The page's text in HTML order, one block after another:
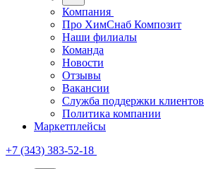
Компания
Про ХимСнаб Композит
Наши филиалы
Команда
Новости
Отзывы
Вакансии
Служба поддержки клиентов
Политика компании
Маркетплейсы
+7 (343) 383-52-18